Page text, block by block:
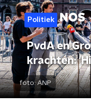
Politiek
PvdA en
krachten:
foto:ANP